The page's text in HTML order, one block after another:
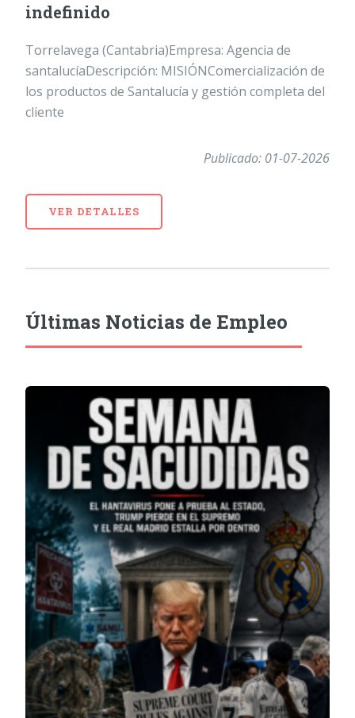
indefinido
Torrelavega (Cantabria)Empresa: Agencia de
santalucíaDescripción: MISIÓNComercialización de
los productos de Santalucía y gestión completa del
cliente
Publicado: 01-07-2026
VER DETALLES
Últimas Noticias de Empleo